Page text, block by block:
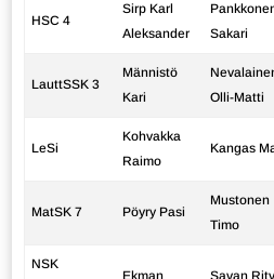
HSC 4
Sirp Karl
Aleksander
Sakari
LauttSSK 3
Männistö
Kari
Olli-Matti
LeSi
Kohvakka
Raimo
Kangas
MatSK 7 Pöyry Pasi
Mustonen
Timo
NSK
Ekman
Savan